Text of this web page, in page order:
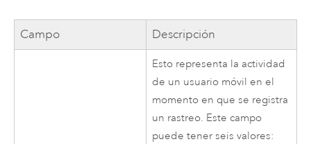
Campo Descripción
Esto representa la actividad
de un usuario móvil en el
momento en que se registra
un rastreo. Este campo
puede tener seis valores: